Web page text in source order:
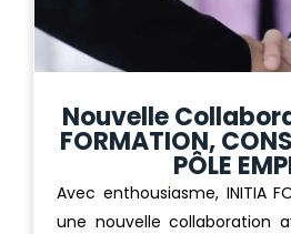
Nouvelle
FORMATION,
PÔLE
Avec enthousiasme, INITIA
une nouvelle collaboration